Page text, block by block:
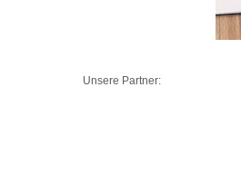
Unsere Partner: